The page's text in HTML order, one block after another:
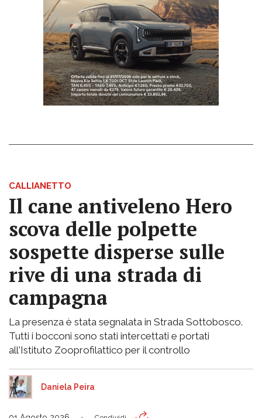
CALLIANETTO
Il cane antiveleno Hero
scova delle polpette
sospette disperse sulle
rive di una strada di
campagna
La presenza è stata segnalata in Strada Sottobosco.
Tutti i bocconi sono stati intercettati e portati
all'Istituto Zooprofilattico per il controllo
Daniela Peira